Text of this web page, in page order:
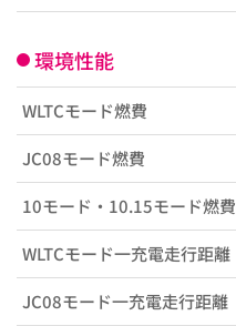
環境性能
WLTCモード燃費
JC08モード燃費
10モード・10.15モード燃費
WLTCモード一充電走行距離
JC08モード一充電走行距離